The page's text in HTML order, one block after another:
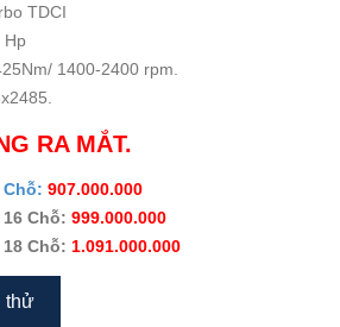
TDCI
Hp
1400-2400 rpm.
RA MẮT.
Chỗ: 907.000.000
Chỗ: 999.000.000
Chỗ: 1.091.000.000
thử